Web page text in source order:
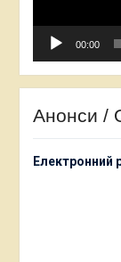
00:00
Анонси /
Електронний